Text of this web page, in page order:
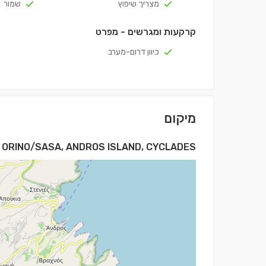
מצריך שיפוץ שמור
קרקעות ומגרשים - מפרט
כיוון דרום-מערב
מיקום
ORINO/SASA, ANDROS ISLAND, CYCLADES